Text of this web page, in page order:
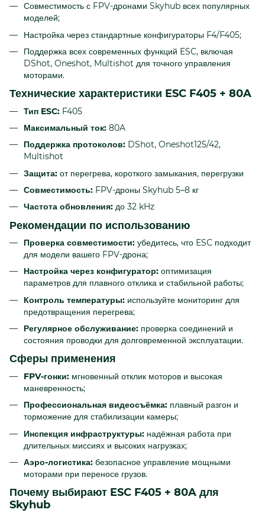
Совместимость с FPV-дронами Skyhub всех популярных
моделей;
Настройка через стандартные конфигураторы F4/F405;
Поддержка всех современных функций ESC, включая
DShot, Oneshot, Multishot для точного управления
моторами.
Технические характеристики ESC F405 + 80A
Тип ESC: F405
Максимальный ток: 80A
Поддержка протоколов: DShot, Oneshot125/42,
Multishot
Защита: от перегрева, короткого замыкания, перегрузки
Совместимость: FPV-дроны Skyhub 5–8 кг
Частота обновления: до 32 kHz
Рекомендации по использованию
Проверка совместимости: убедитесь, что ESC подходит
для модели вашего FPV-дрона;
Настройка через конфигуратор: оптимизация
параметров для плавного отклика и стабильной работы;
Контроль температуры: используйте мониторинг для
предотвращения перегрева;
Регулярное обслуживание: проверка соединений и
состояния проводки для долговременной эксплуатации.
Сферы применения
FPV-гонки: мгновенный отклик моторов и высокая
маневренность;
Профессиональная видеосъёмка: плавный разгон и
торможение для стабилизации камеры;
Инспекция инфраструктуры: надёжная работа при
длительных миссиях и высоких нагрузках;
Аэро-логистика: безопасное управление мощными
моторами при переносе грузов.
Почему выбирают ESC F405 + 80A для
Skyhub